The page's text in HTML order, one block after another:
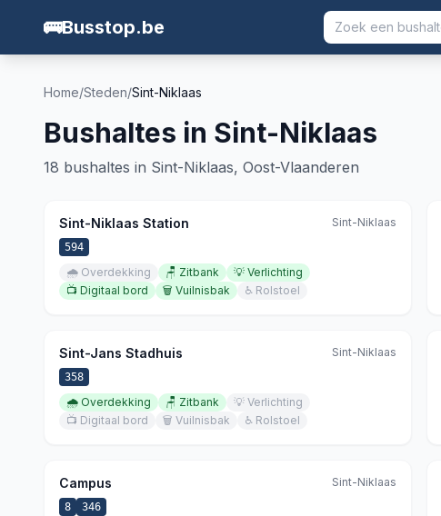
🚌Busstop.be
Home/Steden/Sint-Niklaas
Bushaltes in Sint-Niklaas
18 bushaltes in Sint-Niklaas, Oost-Vlaanderen
Sint-Niklaas Station Sint-Niklaas
594
🌧️ Overdekking 🪑 Zitbank 💡 Verlichting
📺 Digitaal bord 🗑️ Vuilnisbak ♿ Rolstoel
Sint-Jans Stadhuis Sint-Niklaas
358
🌧️ Overdekking 🪑 Zitbank 💡 Verlichting
📺 Digitaal bord 🗑️ Vuilnisbak ♿ Rolstoel
Campus Sint-Niklaas
8 346